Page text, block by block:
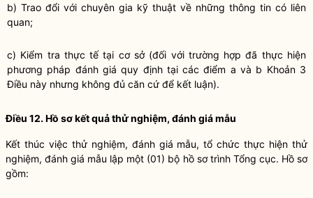
b) Trao đổi với chuyên gia kỹ thuật về những thông tin có liên
quan;
c) Kiểm tra thực tế tại cơ sở (đối với trường hợp đã thực hiện
phương pháp đánh giá quy định tại các điểm a và b Khoản 3
Điều này nhưng không đủ căn cứ để kết luận).
Điều 12. Hồ sơ kết quả thử nghiệm, đánh giá mẫu
Kết thúc việc thử nghiệm, đánh giá mẫu, tổ chức thực hiện thử
nghiệm, đánh giá mẫu lập một (01) bộ hồ sơ trình Tổng cục. Hồ sơ
gồm: